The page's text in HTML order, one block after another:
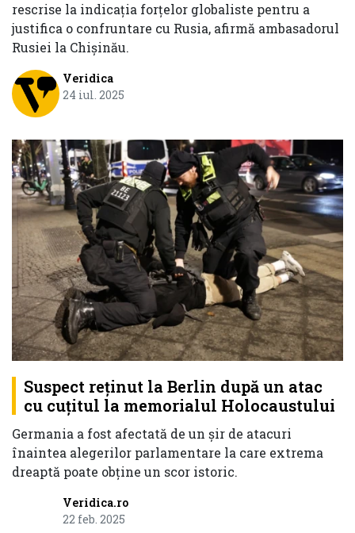
rescrise la indicația forțelor globaliste pentru a
justifica o confruntare cu Rusia, afirmă ambasadorul
Rusiei la Chișinău.
Veridica
24 iul. 2025
Suspect reţinut la Berlin după un atac
cu cuţitul la memorialul Holocaustului
Germania a fost afectată de un şir de atacuri
înaintea alegerilor parlamentare la care extrema
dreaptă poate obţine un scor istoric.
Veridica.ro
22 feb. 2025